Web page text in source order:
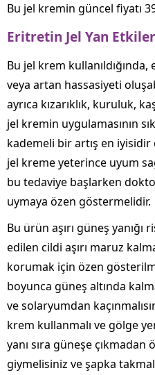
Bu jel kremin güncel fiyatı
Eritretin Jel Yan
Bu jel krem
veya artan hassasiyeti
ayrıca kızarıklık, kuruluk,
jel kremin uygulamasının
kademeli bir artış en
jel kreme yeterince uyum
bu tedaviye başlarken
uymaya özen göstermelidir.
Bu ürün aşırı güneş
edilen cildi aşırı maruz
korumak için özen
boyunca güneş altında
ve solaryumdan
krem kullanmalı ve gölge
yanı sıra güneşe
giymelisiniz ve şapka